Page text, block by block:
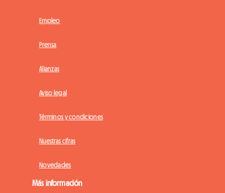
Empleo
Prensa
Alianzas
Aviso legal
Términos y condiciones
Nuestras cifras
Novedades
Más información